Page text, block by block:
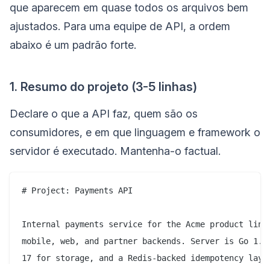
que aparecem em quase todos os arquivos bem
ajustados. Para uma equipe de API, a ordem
abaixo é um padrão forte.
1. Resumo do projeto (3-5 linhas)
Declare o que a API faz, quem são os
consumidores, e em que linguagem e framework o
servidor é executado. Mantenha-o factual.
# Project: Payments API
Internal payments service for the Acme product
mobile, web, and partner backends. Server is Go